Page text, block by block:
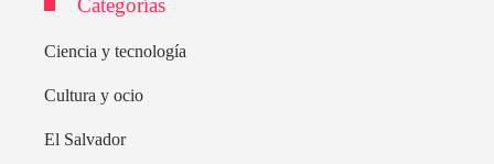
Categorías
Ciencia y tecnología
Cultura y ocio
El Salvador